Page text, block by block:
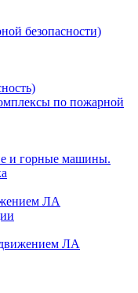
безопасности)
по пожарной
и горные машины.
ЛА
движением ЛА